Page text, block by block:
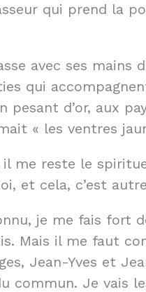
qui prend la
avec ses mains
qui
pesant d’or, aux
« les ventres
me reste le
et cela, c’est
je me fais fort
Mais il me faut
Jean-Yves et
commun. Je vais